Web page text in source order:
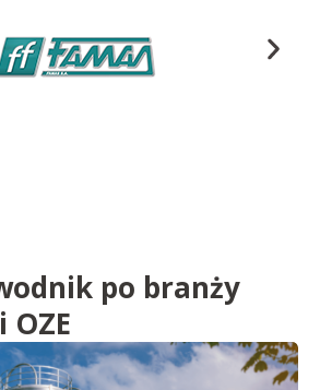
po branży
OZE